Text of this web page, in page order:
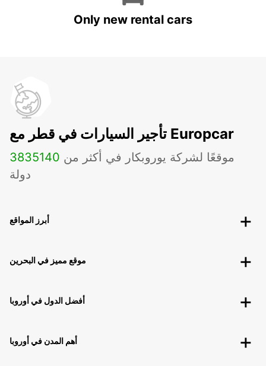
Only new rental cars
تأجير السيارات في قطر مع Europcar
3835 موقعًا لشركة يوروبكار في أكثر من 140
دولة
أبرز المواقع
موقع مميز في البحرين
أفضل الدول في أوروبا
أهم المدن في أوروبا